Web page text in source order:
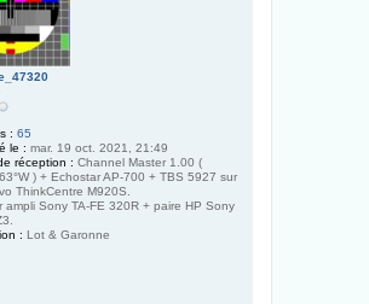
F
E
E
D
E
L
: 65
le : mar. 19 oct. 2021, 21:49
réception : Channel Master 1.00 (
) + Echostar AP-700 + TBS 5927 sur
ThinkCentre M920S.
ampli Sony TA-FE 320R + paire HP Sony
: Lot & Garonne